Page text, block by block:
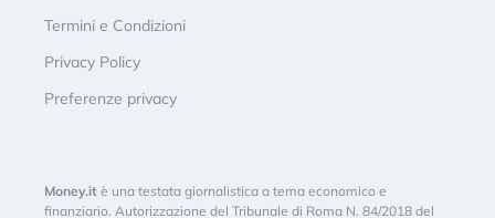
Termini e Condizioni
Privacy Policy
Preferenze privacy
Money.it è una testata giornalistica a tema economico e
finanziario. Autorizzazione del Tribunale di Roma N. 84/2018 del